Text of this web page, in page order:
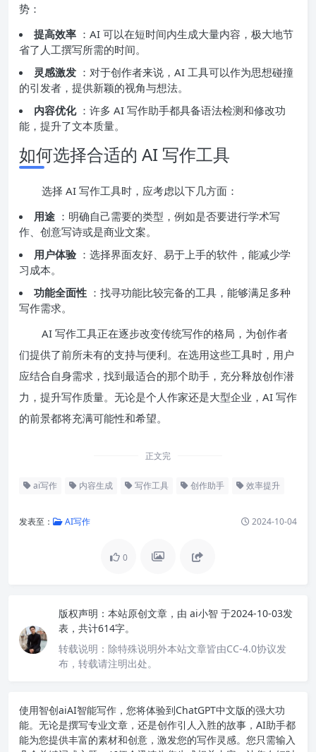
势：
提高效率 ：AI 可以在短时间内生成大量内容，极大地节
省了人工撰写所需的时间。
灵感激发 ：对于创作者来说，AI 工具可以作为思想碰撞
的引发者，提供新颖的视角与想法。
内容优化 ：许多 AI 写作助手都具备语法检测和修改功
能，提升了文本质量。
如何选择合适的 AI 写作工具
选择 AI 写作工具时，应考虑以下几方面：
用途 ：明确自己需要的类型，例如是否要进行学术写
作、创意写诗或是商业文案。
用户体验 ：选择界面友好、易于上手的软件，能减少学
习成本。
功能全面性 ：找寻功能比较完备的工具，能够满足多种
写作需求。
AI 写作工具正在逐步改变传统写作的格局，为创作者
们提供了前所未有的支持与便利。在选用这些工具时，用户
应结合自身需求，找到最适合的那个助手，充分释放创作潜
力，提升写作质量。无论是个人作家还是大型企业，AI 写作
的前景都将充满可能性和希望。
正文完
ai写作 内容生成 写作工具 创作助手 效率提升
发表至： AI写作 2024-10-04
0
版权声明： 本站原创文章，由 ai小智 于2024-10-03发
表，共计614字。
转载说明： 除特殊说明外本站文章皆由CC-4.0协议发
布，转载请注明出处。
使用智创aiAI智能写作 ，您将体验到ChatGPT中文版的强大功
能。无论是撰写专业文章，还是创作引人入胜的故事，AI助手都
能为您提供丰富的素材和创意，激发您的写作灵感。您只需输入